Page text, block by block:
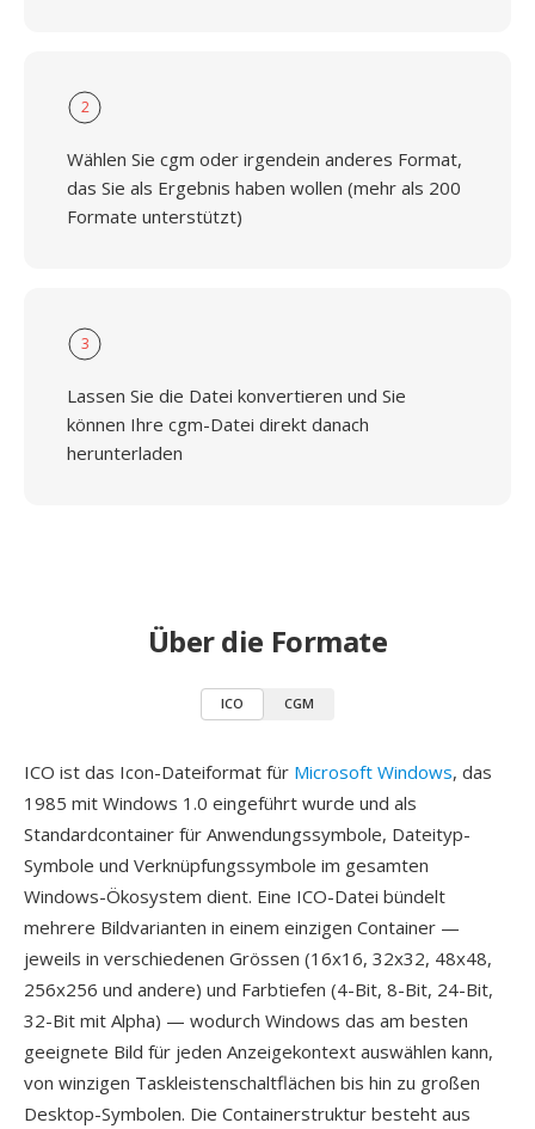
2
Wählen Sie cgm oder irgendein anderes Format,
das Sie als Ergebnis haben wollen (mehr als 200
Formate unterstützt)
3
Lassen Sie die Datei konvertieren und Sie
können Ihre cgm-Datei direkt danach
herunterladen
Über die Formate
ICO CGM
ICO ist das Icon-Dateiformat für Microsoft Windows, das
1985 mit Windows 1.0 eingeführt wurde und als
Standardcontainer für Anwendungssymbole, Dateityp-
Symbole und Verknüpfungssymbole im gesamten
Windows-Ökosystem dient. Eine ICO-Datei bündelt
mehrere Bildvarianten in einem einzigen Container —
jeweils in verschiedenen Grössen (16x16, 32x32, 48x48,
256x256 und andere) und Farbtiefen (4-Bit, 8-Bit, 24-Bit,
32-Bit mit Alpha) — wodurch Windows das am besten
geeignete Bild für jeden Anzeigekontext auswählen kann,
von winzigen Taskleistenschaltflächen bis hin zu großen
Desktop-Symbolen. Die Containerstruktur besteht aus